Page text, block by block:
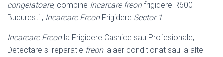
congelatoare, combine Incarcare freonfrigidere R600
Bucuresti , Incarcare FreonFrigidere Sector 1
Incarcare Freonla Frigidere Casnice sau Profesionale,
Detectare si reparatie freonla aer conditionat sau la alte